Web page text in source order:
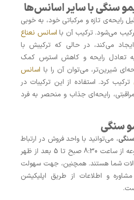
سنگی با سایر اسانس‌ها
رایحه‌ی تازه و مرکباتی خود، به‌ خوبی
می‌شود. ترکیب آن با اسانس نعناع
می‌کند، در حالی که ترکیبش با
تعادل رایحه و کاهش استرس کمک
شیرین‌تر، می‌توان آن را با اسانس
ترکیب کرد. استفاده از این ترکیبات در
رایحه‌ای جذاب و منحصر به ‌فرد
سنگی
، می‌توانید با واحد فروش در ارتباط
باشید. کارشناسان مجموعه از ساعت 8:30 صبح تا 5 بعد از ظهر
شما هستند. همچنین، جهت سهولت
و اطلاعات از طریق اپلیکیشن